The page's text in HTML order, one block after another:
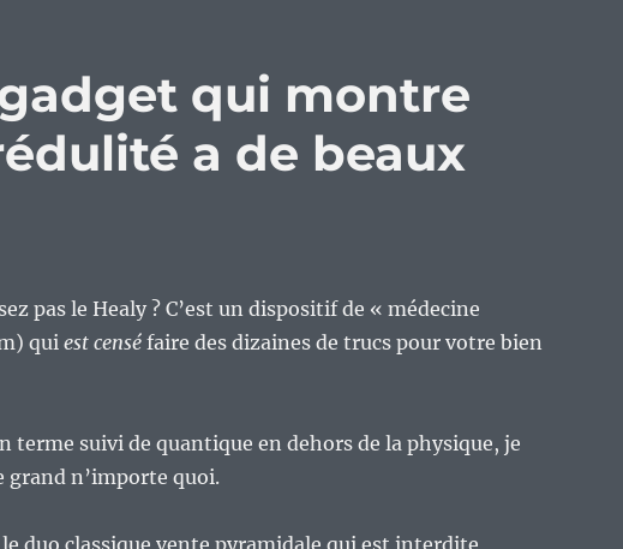
qui montre
a de beaux
pas le Healy ? C’est un dispositif de « médecine
qui est censéfaire des dizaines de trucs pour votre bien
terme suivi de quantique en dehors de la physique, je
grand n’importe quoi.